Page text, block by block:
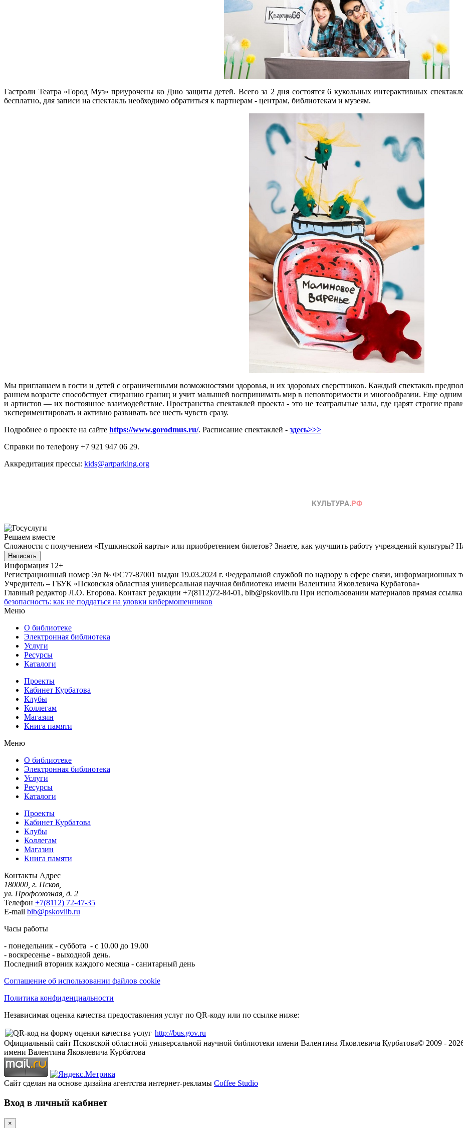
Гастроли Театра «Город Муз» приурочены ко Дню защиты детей. Всего за 2 дня состоятся 6 кукольных интерактивных
бесплатно, для записи на спектакль необходимо обратиться к партнерам - центрам, библиотекам и музеям.
Мы приглашаем в гости и детей с ограниченными возможностями здоровья, и их здоровых сверстников. Каждый спектакль
раннем возрасте способствует стиранию границ и учит малышей воспринимать мир в неповторимости и многообразии. Еще
и артистов — их постоянное взаимодействие. Пространства спектаклей проекта - это не театральные залы, где царят строгие
экспериментировать и активно развивать все шесть чувств сразу.
Подробнее о проекте на сайте https://www.gorodmus.ru/. Расписание спектаклей - здесь>>>
Справки по телефону +7 921 947 06 29.
Аккредитация прессы: kids@artparking.org
Решаем вместе
Сложности с получением «Пушкинской карты» или приобретением билетов? Знаете, как улучшить работу учреждений культуры?
Написать
Информация 12+
Регистрационный номер Эл № ФС77-87001 выдан 19.03.2024 г. Федеральной службой по надзору в сфере связи, информационных
Учредитель – ГБУК «Псковская областная универсальная научная библиотека имени Валентина Яковлевича Курбатова»
Главный редактор Л.О. Егорова. Контакт редакции +7(8112)72-84-01, bib@pskovlib.ru При использовании материалов прямая
безопасность: как не поддаться на уловки кибермошенников
Меню
О библиотеке
Электронная библиотека
Услуги
Ресурсы
Каталоги
Проекты
Кабинет Курбатова
Клубы
Коллегам
Магазин
Книга памяти
Меню
О библиотеке
Электронная библиотека
Услуги
Ресурсы
Каталоги
Проекты
Кабинет Курбатова
Клубы
Коллегам
Магазин
Книга памяти
Контакты Адрес
180000, г. Псков,
ул. Профсоюзная, д. 2
Телефон +7(8112) 72-47-35
E-mail bib@pskovlib.ru
Часы работы
- понедельник - суббота - с 10.00 до 19.00
- воскресенье - выходной день.
Последний вторник каждого месяца - санитарный день
Соглашение об использовании файлов cookie
Политика конфиденциальности
Независимая оценка качества предоставления услуг по QR-коду или по ссылке ниже:
http://bus.gov.ru
Официальный сайт Псковской областной универсальной научной библиотеки имени Валентина Яковлевича Курбатова© 2009 -
имени Валентина Яковлевича Курбатова
Сайт сделан на основе дизайна агентства интернет-рекламы Coffee Studio
Вход в личный кабинет
×